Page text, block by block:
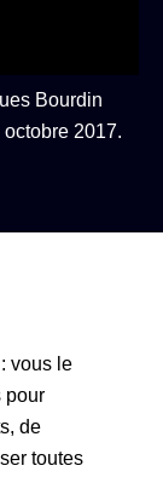
Bourdin
2017.
vous le
pour
de
toutes